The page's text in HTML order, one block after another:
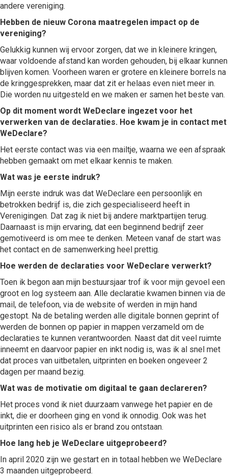
andere vereniging.
Hebben de nieuw Corona maatregelen impact op de
vereniging?
Gelukkig kunnen wij ervoor zorgen, dat we in kleinere kringen,
waar voldoende afstand kan worden gehouden, bij elkaar kunnen
blijven komen. Voorheen waren er grotere en kleinere borrels na
de kringgesprekken, maar dat zit er helaas even niet meer in.
Die worden nu uitgesteld en we maken er samen het beste van.
Op dit moment wordt WeDeclare ingezet voor het
verwerken van de declaraties. Hoe kwam je in contact met
WeDeclare?
Het eerste contact was via een mailtje, waarna we een afspraak
hebben gemaakt om met elkaar kennis te maken.
Wat was je eerste indruk?
Mijn eerste indruk was dat WeDeclare een persoonlijk en
betrokken bedrijf is, die zich gespecialiseerd heeft in
Verenigingen. Dat zag ik niet bij andere marktpartijen terug.
Daarnaast is mijn ervaring, dat een beginnend bedrijf zeer
gemotiveerd is om mee te denken. Meteen vanaf de start was
het contact en de samenwerking heel prettig.
Hoe werden de declaraties voor WeDeclare verwerkt?
Toen ik begon aan mijn bestuursjaar trof ik voor mijn gevoel een
groot en log systeem aan. Alle declaratie kwamen binnen via de
mail, de telefoon, via de website of werden in mijn hand
gestopt. Na de betaling werden alle digitale bonnen geprint of
werden de bonnen op papier in mappen verzameld om de
declaraties te kunnen verantwoorden. Naast dat dit veel ruimte
inneemt en daarvoor papier en inkt nodig is, was ik al snel met
dat proces van uitbetalen, uitprinten en boeken ongeveer 2
dagen per maand bezig.
Wat was de motivatie om digitaal te gaan declareren?
Het proces vond ik niet duurzaam vanwege het papier en de
inkt, die er doorheen ging en vond ik onnodig. Ook was het
uitprinten een risico als er brand zou ontstaan.
Hoe lang heb je WeDeclare uitgeprobeerd?
In april 2020 zijn we gestart en in totaal hebben we WeDeclare
3 maanden uitgeprobeerd.